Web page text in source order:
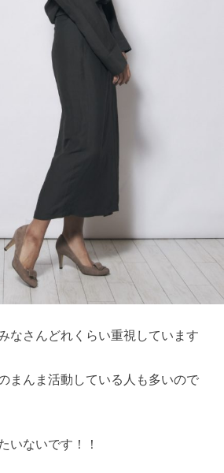
なさんどれくらい重視しています
まんま活動している人も多いので
いないです！！